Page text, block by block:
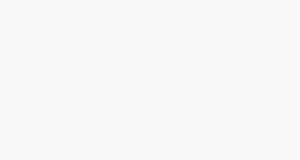
る韓国映画。